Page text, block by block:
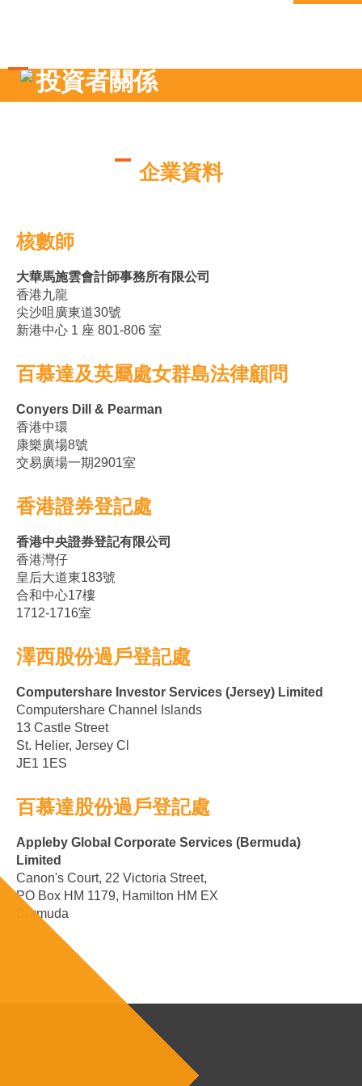
投資者關係
企業資料
核數師
大華馬施雲會計師事務所有限公司
香港九龍
尖沙咀廣東道30號
新港中心 1 座 801-806 室
百慕達及英屬處女群島法律顧問
Conyers Dill & Pearman
香港中環
康樂廣場8號
交易廣場一期2901室
香港證券登記處
香港中央證券登記有限公司
香港灣仔
皇后大道東183號
合和中心17樓
1712-1716室
澤西股份過戶登記處
Computershare Investor Services (Jersey) Limited
Computershare Channel Islands
13 Castle Street
St. Helier, Jersey Cl
JE1 1ES
百慕達股份過戶登記處
Appleby Global Corporate Services (Bermuda)
Limited
Canon's Court, 22 Victoria Street,
PO Box HM 1179, Hamilton HM EX
Bermuda